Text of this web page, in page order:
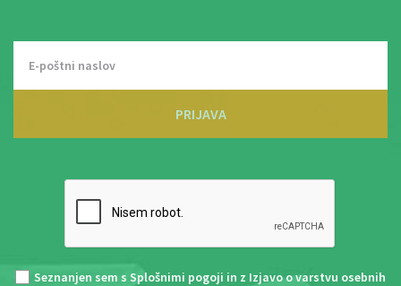
PRIJAVA
Seznanjen sem s Splošnimi pogoji in z Izjavo o varstvu osebnih